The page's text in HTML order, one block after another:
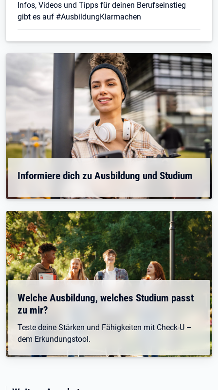
Infos, Videos und Tipps für deinen Berufseinstieg
gibt es auf #AusbildungKlarmachen
Informiere dich zu Ausbildung und Studium
Welche Ausbildung, welches Studium passt
zu mir?
Teste deine Stärken und Fähigkeiten mit Check-U –
dem Erkundungstool.